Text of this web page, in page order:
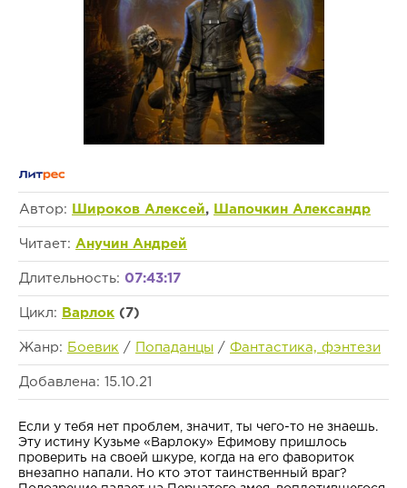
Автор: Широков Алексей, Шапочкин Александр
Читает: Анучин Андрей
Длительность: 07:43:17
Цикл: Варлок (7)
Жанр: Боевик / Попаданцы / Фантастика, фэнтези
Добавлена: 15.10.21
Если у тебя нет проблем, значит, ты чего-то не знаешь.
Эту истину Кузьме «Варлоку» Ефимову пришлось
проверить на своей шкуре, когда на его фавориток
внезапно напали. Но кто этот таинственный враг?